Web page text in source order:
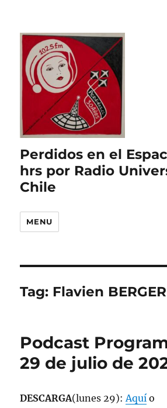
Perdidos en el
hrs por Radio
Chile
MENU
Tag: Flavien BERGER
Podcast
29 de julio de
DESCARGA(lunes 29):Aquí o